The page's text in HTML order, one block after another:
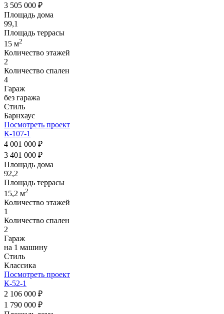
3 505 000 ₽
Площадь дома
99,1
Площадь террасы
15 м2
Количество этажей
2
Количество спален
4
Гараж
без гаража
Стиль
Барнхаус
Посмотреть проект
К-107-1
4 001 000 ₽
3 401 000 ₽
Площадь дома
92,2
Площадь террасы
15,2 м2
Количество этажей
1
Количество спален
2
Гараж
на 1 машину
Стиль
Классика
Посмотреть проект
К-52-1
2 106 000 ₽
1 790 000 ₽